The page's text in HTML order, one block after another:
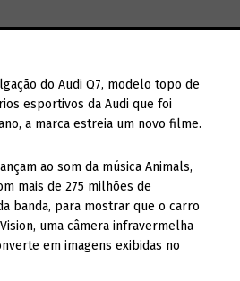
do Audi Q7, modelo topo de
esportivos da Audi que foi
a marca estreia um novo filme.
ao som da música Animals,
mais de 275 milhões de
banda, para mostrar que o carro
uma câmera infravermelha
em imagens exibidas no